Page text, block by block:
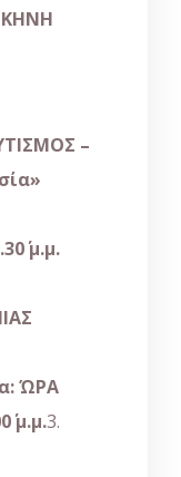
–
»
μ.μ.
ΏΡΑ
μ.μ.3.